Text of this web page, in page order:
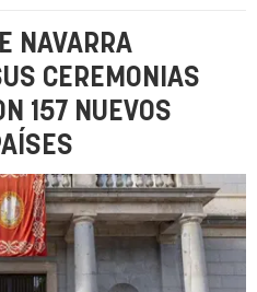
NAVARRA
CEREMONIAS
157 NUEVOS